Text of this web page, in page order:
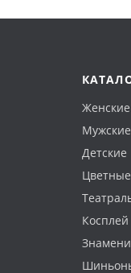
Женские
Мужские
Детские
Цветные
Косплей